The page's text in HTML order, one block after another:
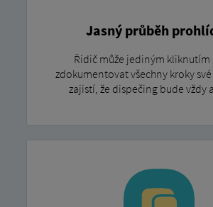
Jasný průběh
Řidič může jediným kliknutím
zdokumentovat všechny kroky
zajistí, že dispečing bude vždy